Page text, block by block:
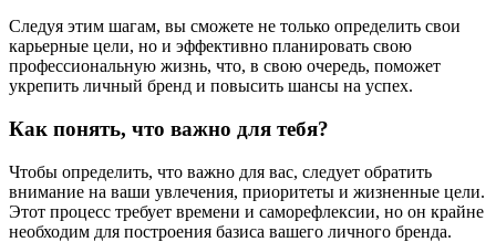
Следуя этим шагам, вы сможете не только определить свои
карьерные цели, но и эффективно планировать свою
профессиональную жизнь, что, в свою очередь, поможет
укрепить личный бренд и повысить шансы на успех.
Как понять, что важно для тебя?
Чтобы определить, что важно для вас, следует обратить
внимание на ваши увлечения, приоритеты и жизненные цели.
Этот процесс требует времени и саморефлексии, но он крайне
необходим для построения базиса вашего личного бренда.